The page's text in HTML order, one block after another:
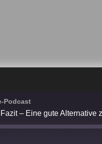
Podcast
– Eine gute Alternative